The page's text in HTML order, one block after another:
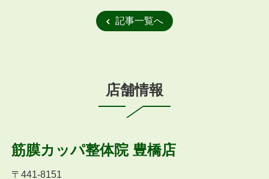
記事一覧へ
店舗情報
筋膜カッパ整体院 豊橋店
〒 441-8151